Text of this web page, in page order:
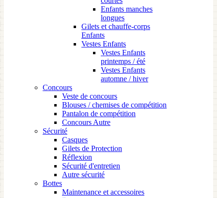
Enfants manches
longues
Gilets et chauffe-corps
Enfants
Vestes Enfants
Vestes Enfants
printemps / été
Vestes Enfants
automne / hiver
Concours
Veste de concours
Blouses / chemises de compétition
Pantalon de compétition
Concours Autre
Sécurité
Casques
Gilets de Protection
Réflexion
Sécurité d'entretien
Autre sécurité
Bottes
Maintenance et accessoires